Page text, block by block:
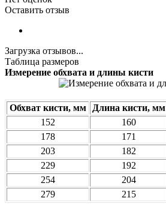
Оставить отзыв
Загрузка отзывов...
Таблица размеров
Измерение обхвата и длины кисти
Обхват кисти, мм Длина кисти, мм
152
160
178
171
203
182
229
192
254
204
279
215